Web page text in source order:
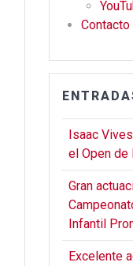
Contacto
Isaac
el Open de
Gran
Infantil
Excelente